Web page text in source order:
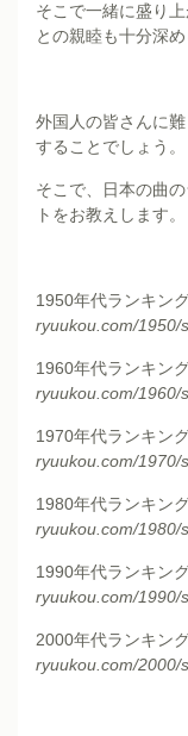
そこで一緒に盛り
との親睦も十分深め
外国人の皆さんに
することでしょう。
そこで、日本の曲
トをお教えします。
1950年代ランキ
ryuukou.com/1950/
1960年代ランキ
ryuukou.com/1960/
1970年代ランキ
ryuukou.com/1970/
1980年代ランキ
ryuukou.com/1980/
1990年代ランキ
ryuukou.com/1990/
2000年代ランキン
ryuukou.com/2000/